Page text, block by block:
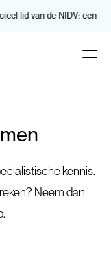
lid van de NIDV: een
kennis.
Neem dan